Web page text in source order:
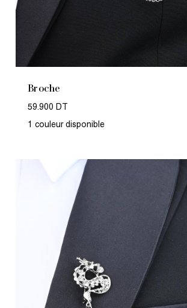
Broche
59.900 DT
1 couleur disponible